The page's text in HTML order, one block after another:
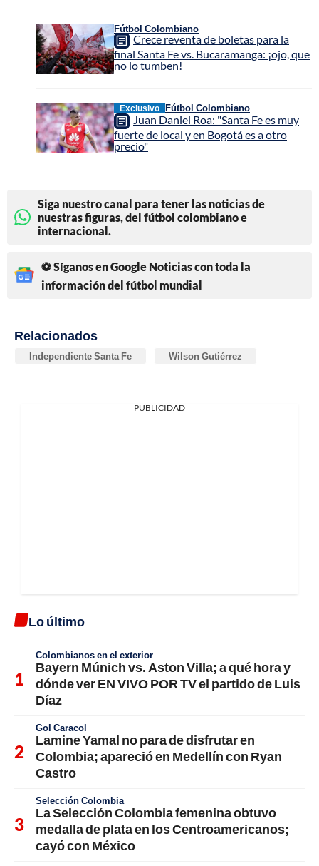
Fútbol Colombiano
Crece reventa de boletas para la
final Santa Fe vs. Bucaramanga: ¡ojo, que
no lo tumben!
Exclusivo Fútbol Colombiano
Juan Daniel Roa: "Santa Fe es muy
fuerte de local y en Bogotá es a otro
precio"
Siga nuestro canal para tener las noticias de
nuestras figuras, del fútbol colombiano e
internacional.
⚽ Síganos en Google Noticias con toda la
información del fútbol mundial
Relacionados
Independiente Santa Fe Wilson Gutiérrez
PUBLICIDAD
Lo último
Colombianos en el exterior
Bayern Múnich vs. Aston Villa; a qué hora y
dónde ver EN VIVO POR TV el partido de Luis
Díaz
Gol Caracol
Lamine Yamal no para de disfrutar en
Colombia; apareció en Medellín con Ryan
Castro
Selección Colombia
La Selección Colombia femenina obtuvo
medalla de plata en los Centroamericanos;
cayó con México